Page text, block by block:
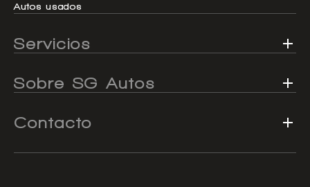
Autos usados
Servicios
Sobre SG Autos
Contacto